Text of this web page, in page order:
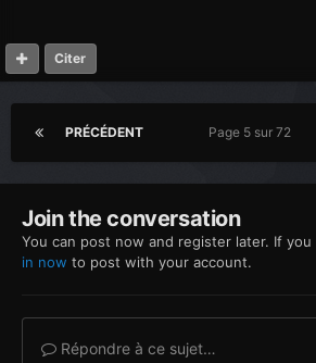
Citer
PRÉCÉDENT Page 5 sur 72
Join the conversation
You can post now and register later. If you
in now to post with your account.
Répondre à ce sujet…